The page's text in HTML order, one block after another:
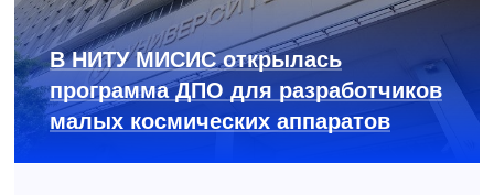
В НИТУ МИСИС открылась
программа ДПО для разработчиков
малых космических аппаратов